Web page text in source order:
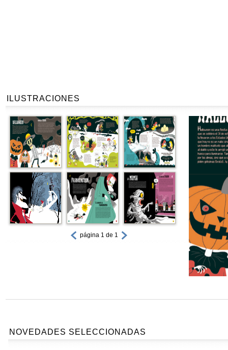
ILUSTRACIONES
página 1 de 1
NOVEDADES SELECCIONADAS